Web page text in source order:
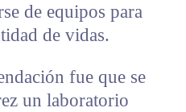
de equipos para
de vidas.
fue que se
un laboratorio